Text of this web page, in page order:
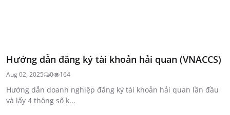
Hướng dẫn đăng ký tài khoản hải quan (VNACCS)
Aug 02, 2025 0 164
Hướng dẫn doanh nghiệp đăng ký tài khoản hải quan lần đầu
và lấy 4 thông số k...